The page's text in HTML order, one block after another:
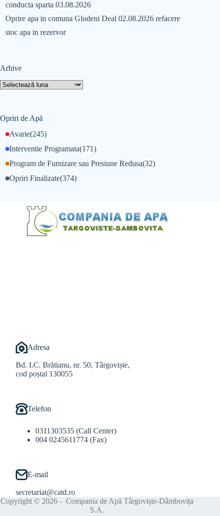
conducta sparta 03.08.2026
Oprire apa in comuna Glodeni Deal 02.08.2026 refacere
stoc apa in rezervor
Arhive
Opriri de Apă
Avarie(245)
Interventie Programata(171)
Opriri Finalizate(374)
Program de Furnizare sau Presiune Redusa(32)
Adresa
Bd. I.C. Brătianu, nr. 50, Târgoviște,
cod poștal 130055
Telefon
0311303535 (Call Center)
004 0245611774 (Fax)
E-mail
secretariat@catd.ro
Copyright © 2026 - Compania de Apă Târgoviște-Dâmbovița
S.A.